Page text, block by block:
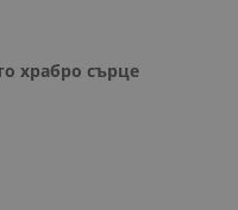
храбро сърце